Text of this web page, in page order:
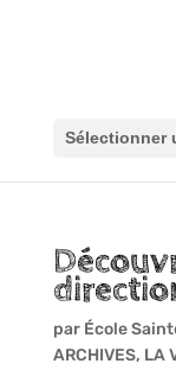
Sélectionner
par École
ARCHIVES, LA